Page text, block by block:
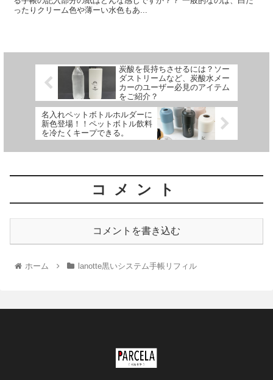
ったりクリーム色や薄ーい水色もあ...
炭酸を長持ちさせるには？ソー
ダストリームなど、炭酸水メー
カーのユーザー必見のアイテム
をご紹介？
名入れペットボトルホルダーに
新色登場！！ペットボトル飲料
を冷たくキープできる。
コメント
コメントを書き込む
ホーム lanotte黒いシステム手帳リフィル